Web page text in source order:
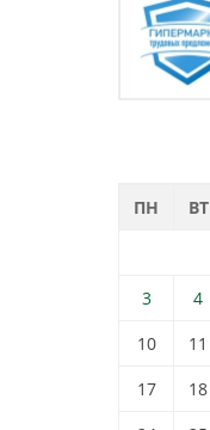
ПН ВТ
3
4
10
11
17
18